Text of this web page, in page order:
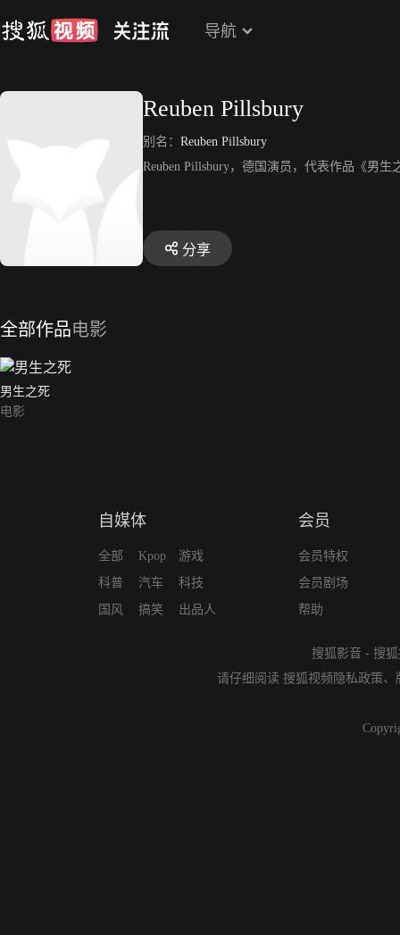
导航
Reuben Pillsbury
别名： Reuben Pillsbury
Reuben Pillsbury，德国演员，代表作品《男生
分享
全部作品电影
男生之死
电影
自媒体
全部
科普
国风
Kpop
汽车
搞笑
游戏
科技
出品人
会员
会员特权
会员剧场
帮助
搜狐影音 - 搜
请仔细阅读 搜狐视频隐私政策、